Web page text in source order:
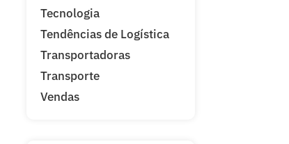
Tecnologia
Tendências de Logística
Transportadoras
Transporte
Vendas